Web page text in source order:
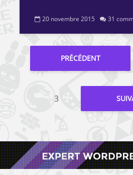
20 novembre 2015 31
PRÉCÉDENT
3